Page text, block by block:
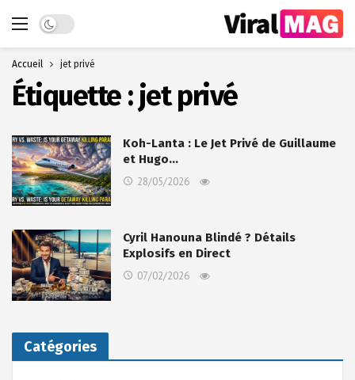
Dark mode
Accueil jet privé
Étiquette :jet privé
Koh-Lanta : Le Jet Privé de Guillaume
et Hugo…
28/05/2026
Cyril Hanouna Blindé ? Détails
Explosifs en Direct
07/02/2026
Catégories